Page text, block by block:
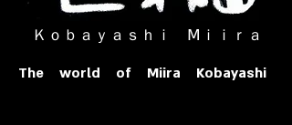
ｏｂａｙａｓｈｉ Ⅿｉｉｒａ​
The world of Miira Kobayashi